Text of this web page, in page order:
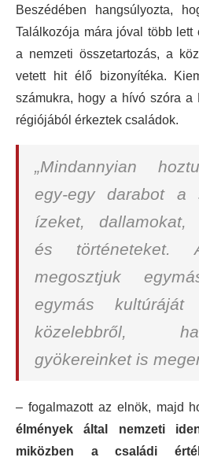
Beszédében hangsúlyozta,
Találkozója mára jóval több lett
a nemzeti összetartozás, a
vetett hit élő bizonyítéka.
számukra, hogy a hívó szóra a
régiójából érkeztek családok.
„Mindannyian
egy-egy darabot a
ízeket, dallamokat,
és történeteket.
megosztjuk
egymás
közelebbről,
gyökereinket is
– fogalmazott az elnök, majd
élmények által nemzeti
miközben a családi